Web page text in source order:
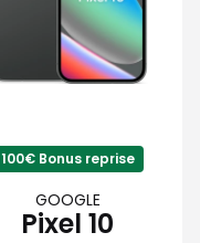
100€ Bonus reprise
GOOGLE
Pixel 10